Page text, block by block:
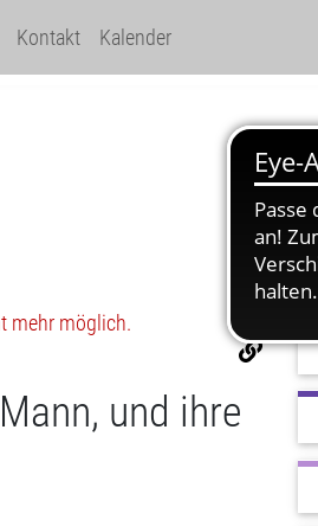
Kontakt Kalender
mehr möglich.
und ihre